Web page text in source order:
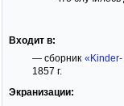
Входит в:
— сборник
1857 г.
Экранизации: